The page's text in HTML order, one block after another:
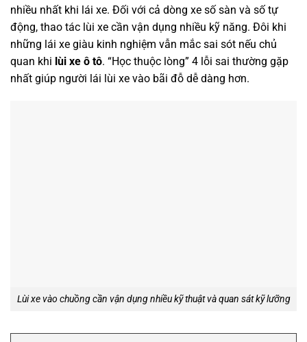
nhiều nhất khi lái xe. Đối với cả dòng xe số sàn và số tự
động, thao tác lùi xe cần vận dụng nhiều kỹ năng. Đôi khi
những lái xe giàu kinh nghiệm vẫn mắc sai sót nếu chủ
quan khi lùi xe ô tô. “Học thuộc lòng” 4 lỗi sai thường gặp
nhất giúp người lái lùi xe vào bãi đỗ dễ dàng hơn.
Lùi xe vào chuồng cần vận dụng nhiều kỹ thuật và quan sát kỹ lưỡng